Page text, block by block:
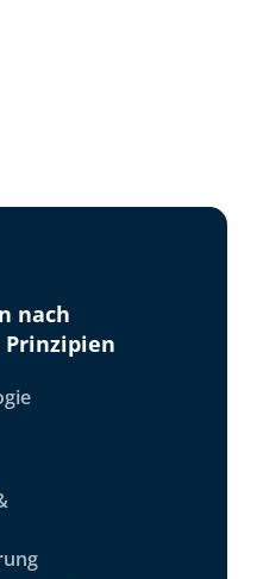
nach
Prinzipien